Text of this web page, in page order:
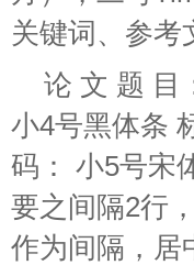
关键词、参考
论 文 题 目
小4号黑体条
码： 小5号宋
要之间隔2行
作为间隔，居